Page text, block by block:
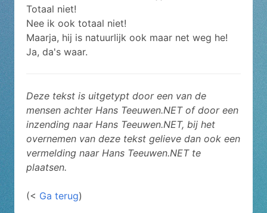
Totaal niet!
Nee ik ook totaal niet!
Maarja, hij is natuurlijk ook maar net weg he!
Ja, da's waar.
Deze tekst is uitgetypt door een van de
mensen achter Hans Teeuwen.NET of door een
inzending naar Hans Teeuwen.NET, bij het
overnemen van deze tekst gelieve dan ook een
vermelding naar Hans Teeuwen.NET te
plaatsen.
(< Ga terug)